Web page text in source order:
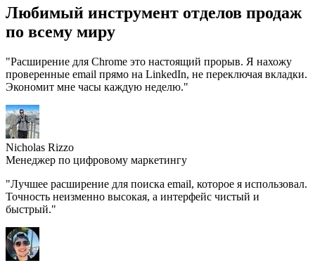
Любимый инструмент отделов продаж
по всему миру
"Расширение для Chrome это настоящий прорыв. Я нахожу
проверенные email прямо на LinkedIn, не переключая вкладки.
Экономит мне часы каждую неделю."
Nicholas Rizzo
Менеджер по цифровому маркетингу
"Лучшее расширение для поиска email, которое я использовал.
Точность неизменно высокая, а интерфейс чистый и
быстрый."